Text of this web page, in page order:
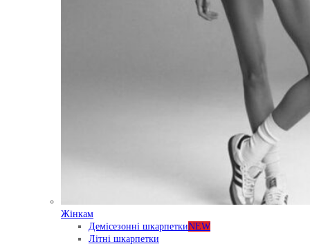
Жінкам
Демісезонні шкарпеткиNEW
Літні шкарпетки